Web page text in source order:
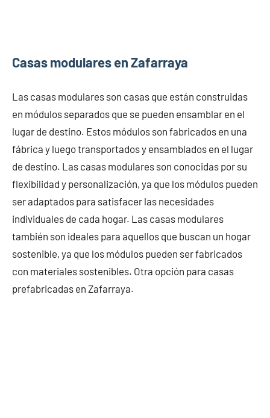
Casas modulares en Zafarraya
Las casas modulares son casas que están construidas
en módulos separados que se pueden ensamblar en el
lugar de destino. Estos módulos son fabricados en una
fábrica y luego transportados y ensamblados en el lugar
de destino. Las casas modulares son conocidas por su
flexibilidad y personalización, ya que los módulos pueden
ser adaptados para satisfacer las necesidades
individuales de cada hogar. Las casas modulares
también son ideales para aquellos que buscan un hogar
sostenible, ya que los módulos pueden ser fabricados
con materiales sostenibles. Otra opción para casas
prefabricadas en Zafarraya.